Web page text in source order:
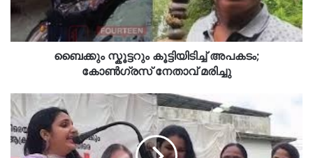
ബൈക്കും സ്കൂട്ടറും കൂട്ടിയിടിച്ച് അപകടം;
കോൺഗ്രസ് നേതാവ് മരിച്ചു